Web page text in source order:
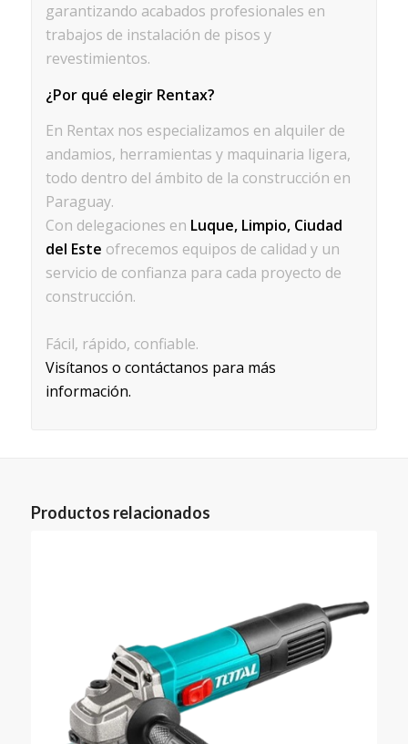
garantizando acabados profesionales en
trabajos de instalación de pisos y
revestimientos.
¿Por qué elegir Rentax?
En Rentax nos especializamos en alquiler de
andamios, herramientas y maquinaria ligera,
todo dentro del ámbito de la construcción en
Paraguay.
Con delegaciones en Luque, Limpio, Ciudad
del Este ofrecemos equipos de calidad y un
servicio de confianza para cada proyecto de
construcción.
Fácil, rápido, confiable.
Visítanos o contáctanos para más
información.
Productos relacionados